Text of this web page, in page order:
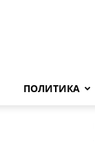
ПОЛИТИКА